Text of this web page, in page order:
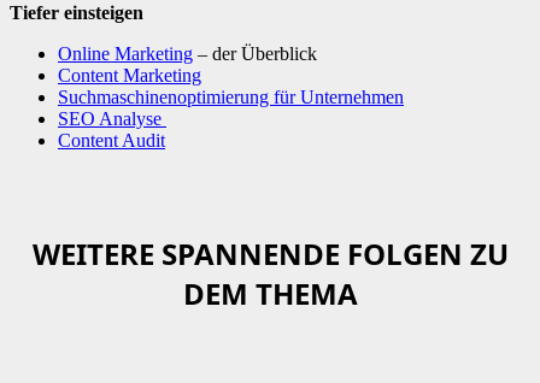
Tiefer einsteigen
Online Marketing – der Überblick
Content Marketing
Suchmaschinenoptimierung für Unternehmen
SEO Analyse
Content Audit
WEITERE SPANNENDE FOLGEN ZU
DEM THEMA